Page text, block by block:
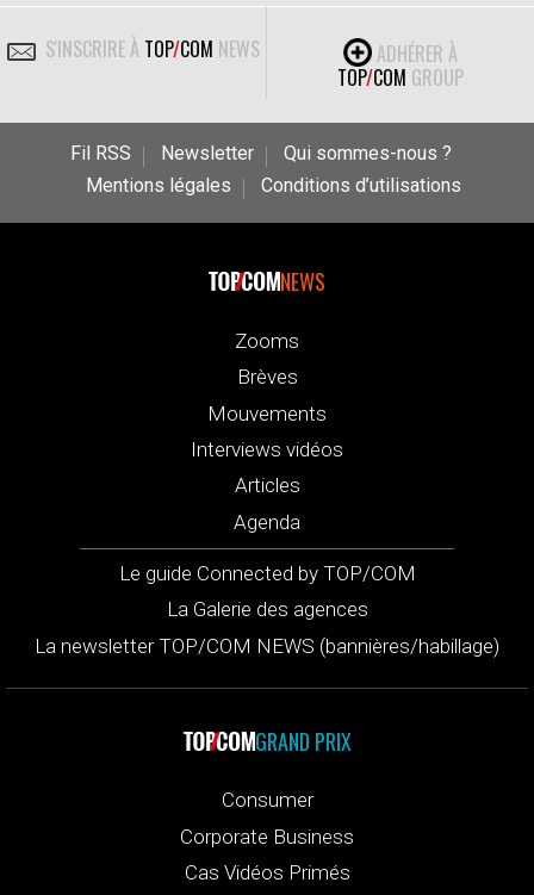
S'INSCRIRE À TOP/COM NEWS
ADHÉRER À
TOP/COM GROUP
Fil RSS Newsletter
Qui sommes-nous ?
Mentions légales
Conditions d’utilisations
NEWS
Zooms
Brèves
Mouvements
Interviews vidéos
Articles
Agenda
Le guide Connected by TOP/COM
La Galerie des agences
La newsletter TOP/COM NEWS (bannières/habillage)
GRAND PRIX
Consumer
Corporate Business
Cas Vidéos Primés